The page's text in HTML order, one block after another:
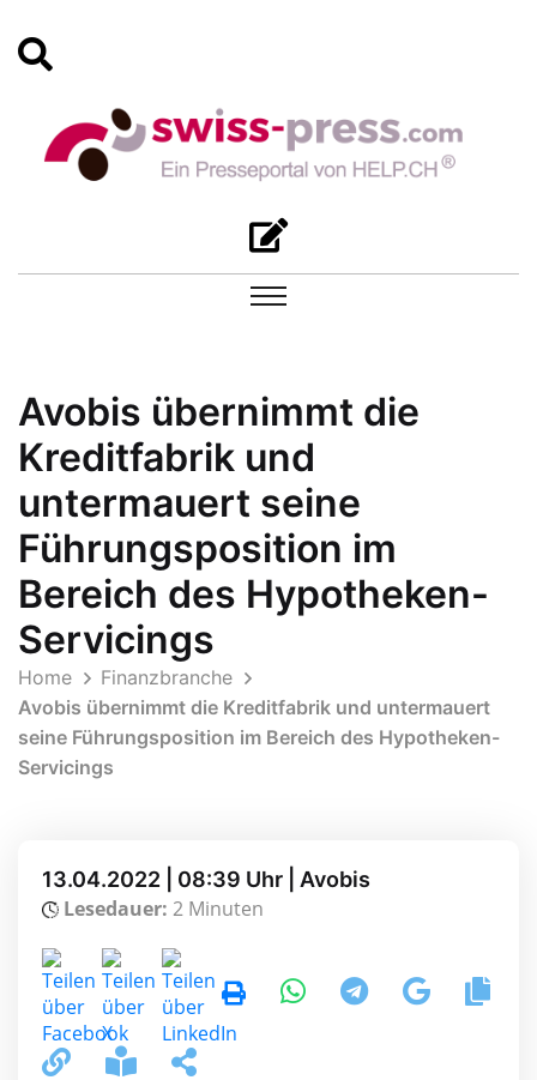
Avobis übernimmt die
Kreditfabrik und
untermauert seine
Führungsposition im
Bereich des Hypotheken-
Servicings
Home
Finanzbranche
Avobis übernimmt die Kreditfabrik und untermauert
seine Führungsposition im Bereich des Hypotheken-
Servicings
13.04.2022 | 08:39 Uhr | Avobis
Lesedauer: 2 Minuten